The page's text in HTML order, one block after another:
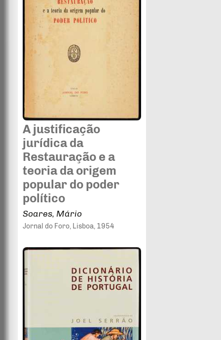
A justificação
jurídica da
Restauração e a
teoria da origem
popular do poder
político
Soares, Mário
Jornal do Foro, Lisboa, 1954